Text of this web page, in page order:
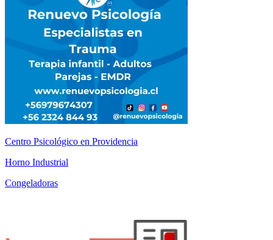
Centro Psicológico en Providencia
Horno Industrial
Congeladoras